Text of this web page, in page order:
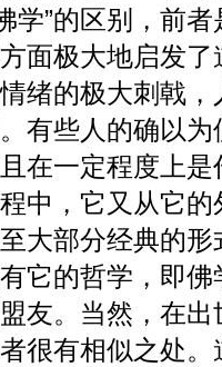
学”的区别，前
面极大地启发
绪的极大刺戟
有些人的确以
在一定程度上
中，它又从它
大部分经典的
它的哲学，即
友。当然，在
很有相似之处。